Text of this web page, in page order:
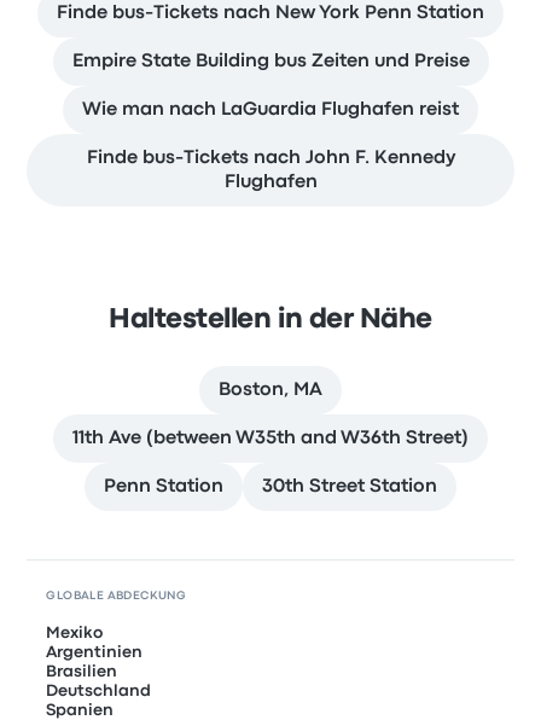
Finde bus-Tickets nach New York Penn Station
Empire State Building bus Zeiten und Preise
Wie man nach LaGuardia Flughafen reist
Finde bus-Tickets nach John F. Kennedy
Flughafen
Haltestellen in der Nähe
Boston, MA
11th Ave (between W35th and W36th Street)
Penn Station 30th Street Station
GLOBALE ABDECKUNG
Mexiko
Argentinien
Brasilien
Deutschland
Spanien